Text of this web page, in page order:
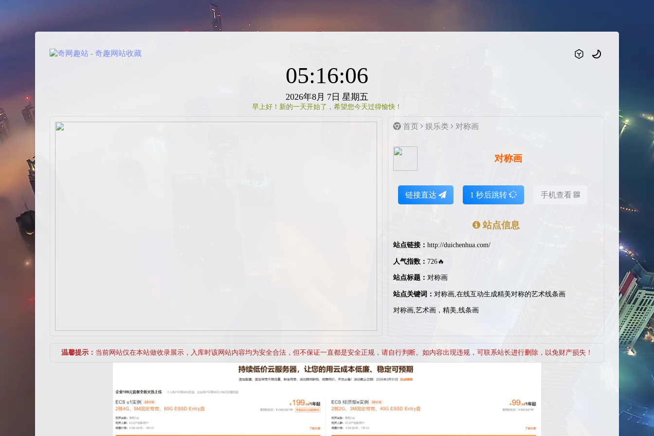
05:16:06
2026年8月 7日 星期五
早上好！新的一天开始了，希望您今天过得愉快！
首页 娱乐类 对称画
对称画
链接直达 1 秒后跳转 手机查看
站点信息
站点链接：http://duichenhua.com/
人气指数：726🔥
站点标题：对称画
站点关键词： 对称画,在线互动生成精美对称的艺术线条画
对称画,艺术画，精美,线条画
温馨提示： 当前网站仅在本站做收录展示，入库时该网站内容均为安全合法，但不保证一直都是安全正规，请自行判断。如内容出现违规，可联系站长进行删除，以免财产损失！